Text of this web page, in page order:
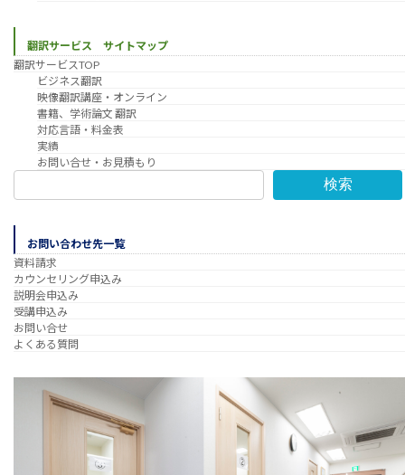
翻訳サービス サイトマップ
翻訳サービスTOP
ビジネス翻訳
映像翻訳講座・オンライン
書籍、学術論文 翻訳
対応言語・料金表
実績
お問い合せ・お見積もり
検索
お問い合わせ先一覧
資料請求
カウンセリング申込み
説明会申込み
受講申込み
お問い合せ
よくある質問